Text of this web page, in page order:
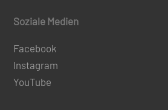
Soziale Medien
Facebook
Instagram
YouTube